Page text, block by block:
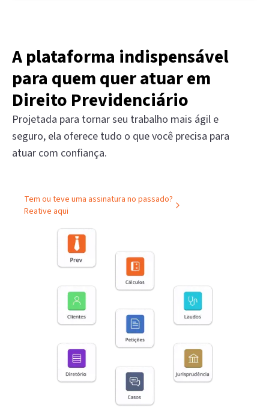
A plataforma indispensável
para quem quer atuar em
Direito Previdenciário
Projetada para tornar seu trabalho mais ágil e
seguro, ela oferece tudo o que você precisa para
atuar com confiança.
Tem ou teve uma assinatura no passado?
Reative aqui